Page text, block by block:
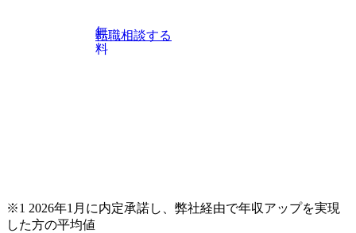
ンサルタントも登壇しますので、当社へ気になることや転
職後のご不安な事はその場でご質問いただけますので、ぜ
承ください。 【服装・持ち物】 ・特になし カジュアルな服
装でご参加ください。 【募集ポジション】 ITコンサルタン
無
料
転職相談する
※1 2026年1月に内定承諾し、弊社経由で年収アップを実現
した方の平均値